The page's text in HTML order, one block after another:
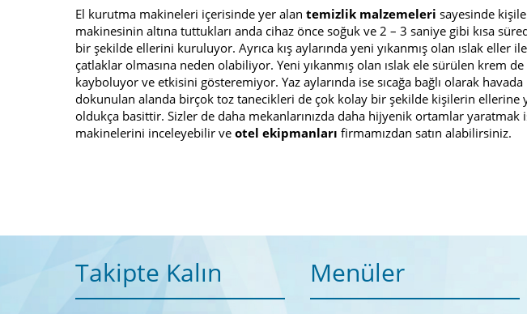
El kurutma makineleri içerisinde yer alan temizlik malzemeleri sayesinde
makinesinin altına tuttukları anda cihaz önce soğuk ve 2 – 3 saniye gibi kısa
bir şekilde ellerini kuruluyor. Ayrıca kış aylarında yeni yıkanmış olan ıslak eller
çatlaklar olmasına neden olabiliyor. Yeni yıkanmış olan ıslak ele sürülen krem
kayboluyor ve etkisini gösteremiyor. Yaz aylarında ise sıcağa bağlı olarak
dokunulan alanda birçok toz tanecikleri de çok kolay bir şekilde kişilerin ellerine
oldukça basittir. Sizler de daha mekanlarınızda daha hijyenik ortamlar
makinelerini inceleyebilir ve otel ekipmanları firmamızdan satın alabilirsiniz.
Takipte Kalın Menüler